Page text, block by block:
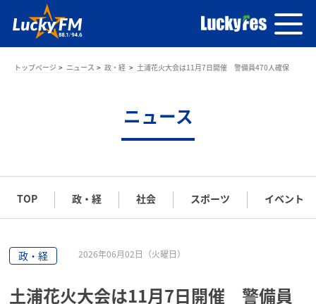
トップページ ニュース 政・経 土浦花火大会は11月7日開催 警備員470人確保
ニュース
TOP 政・経 社会 スポーツ イベント
政・経 2026年06月02日（火曜日）
土浦花火大会は11月7日開催 警備員